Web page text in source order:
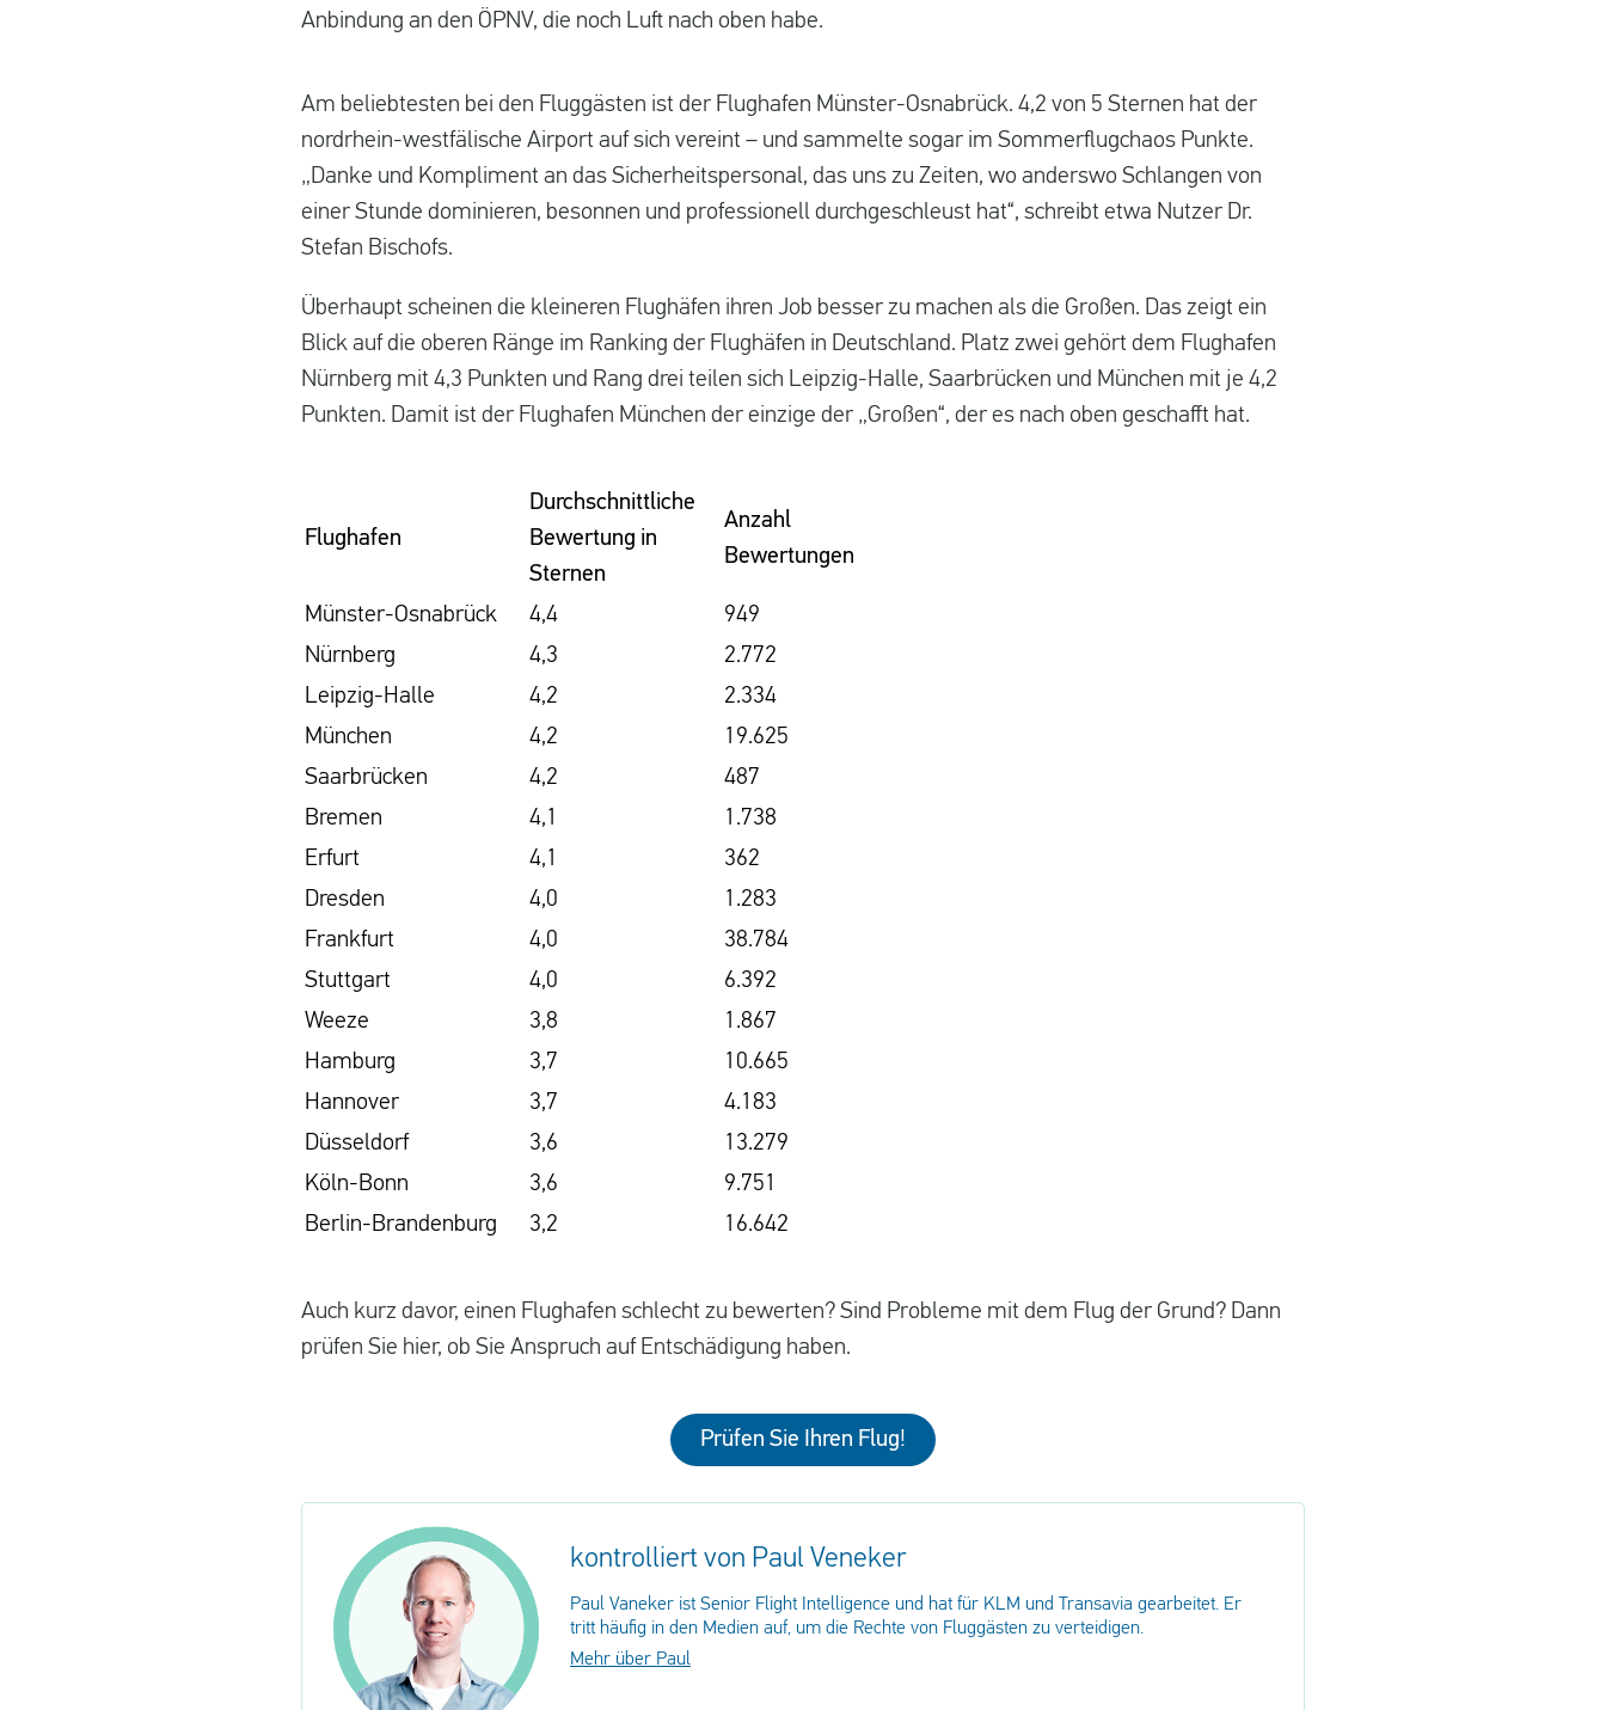
Anbindung an den ÖPNV, die noch Luft nach oben habe.
Am beliebtesten bei den Fluggästen ist der Flughafen Münster-Osnabrück. 4,2 von 5 Sternen hat der
nordrhein-westfälische Airport auf sich vereint – und sammelte sogar im Sommerflugchaos Punkte.
„Danke und Kompliment an das Sicherheitspersonal, das uns zu Zeiten, wo anderswo Schlangen von
einer Stunde dominieren, besonnen und professionell durchgeschleust hat“, schreibt etwa Nutzer Dr.
Stefan Bischofs.
Überhaupt scheinen die kleineren Flughäfen ihren Job besser zu machen als die Großen. Das zeigt ein
Blick auf die oberen Ränge im Ranking der Flughäfen in Deutschland. Platz zwei gehört dem Flughafen
Nürnberg mit 4,3 Punkten und Rang drei teilen sich Leipzig-Halle, Saarbrücken und München mit je 4,2
Punkten. Damit ist der Flughafen München der einzige der „Großen“, der es nach oben geschafft hat.
Flughafen
Durchschnittliche
Bewertung in
Sternen
Anzahl
Bewertungen
Münster-Osnabrück 4,4
949
Nürnberg
4,3
2.772
Leipzig-Halle
4,2
2.334
München
4,2
19.625
Saarbrücken
4,2
487
Bremen
4,1
1.738
Erfurt
4,1
362
Dresden
4,0
1.283
Frankfurt
4,0
38.784
Stuttgart
4,0
6.392
Weeze
3,8
1.867
Hamburg
3,7
10.665
Hannover
3,7
4.183
Düsseldorf
3,6
13.279
Köln-Bonn
3,6
9.751
Berlin-Brandenburg
3,2 16.642
Auch kurz davor, einen Flughafen schlecht zu bewerten? Sind Probleme mit dem Flug der Grund? Dann
prüfen Sie hier, ob Sie Anspruch auf Entschädigung haben.
Prüfen Sie Ihren Flug!
kontrolliert von Paul Veneker
Paul Vaneker ist Senior Flight Intelligence und hat für KLM und Transavia gearbeitet. Er
tritt häufig in den Medien auf, um die Rechte von Fluggästen zu verteidigen.
Mehr über Paul